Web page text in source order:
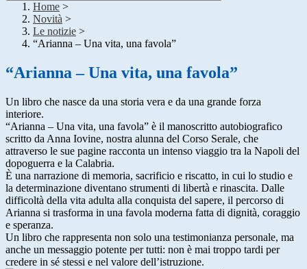
Home >
Novità >
Le notizie >
“Arianna – Una vita, una favola”
“Arianna – Una vita, una favola”
Un libro che nasce da una storia vera e da una grande forza
interiore.
“Arianna – Una vita, una favola” è il manoscritto autobiografico
scritto da Anna Iovine, nostra alunna del Corso Serale, che
attraverso le sue pagine racconta un intenso viaggio tra la Napoli del
dopoguerra e la Calabria.
È una narrazione di memoria, sacrificio e riscatto, in cui lo studio e
la determinazione diventano strumenti di libertà e rinascita. Dalle
difficoltà della vita adulta alla conquista del sapere, il percorso di
Arianna si trasforma in una favola moderna fatta di dignità, coraggio
e speranza.
Un libro che rappresenta non solo una testimonianza personale, ma
anche un messaggio potente per tutti: non è mai troppo tardi per
credere in sé stessi e nel valore dell’istruzione.